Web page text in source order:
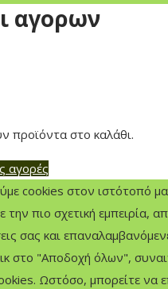
αγορων
προϊόντα στο καλάθι.
αγορές
cookies στον ιστότοπό
πιο σχετική εμπειρία,
σας και
στο "Αποδοχή όλων",
Ωστόσο, μπορείτε να